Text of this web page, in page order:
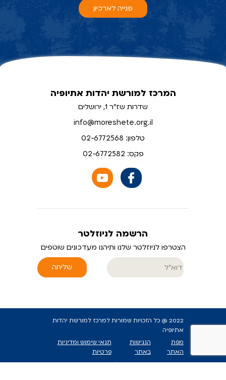
פנייה לארכיון
המרכז למורשת יהדות אתיופיה
שדרות שז"ר 1, ירושלים
info@moreshete.org.il
טלפון: 02-6772568
פקס: 02-6772582
הרשמה לניוזלטר
הצטרפו לניוזלטר שלנו ותיהנו מעדכונים שוטפים
שליחה
2022 @ כל הזכויות שמורות למרכז למורשת יהדות
אתיופיה
מפת
האתר
הנגישות
באתר
תנאי שימוש ומדיניות
פרטיות